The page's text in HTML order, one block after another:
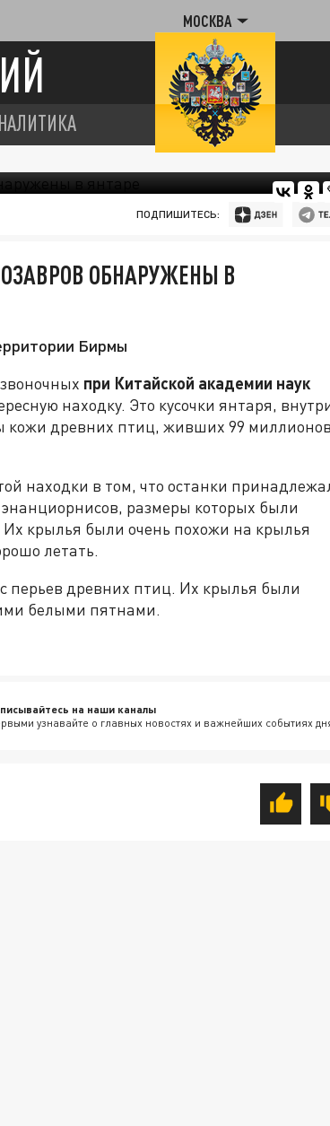
МОСКВА
ПОДПИШИТЕСЬ:
ОБНАРУЖЕНЫ В
Бирмы
при Китайской академии наук
находку. Это кусочки янтаря,
кожи древних птиц, живших 99
находки в том, что останки
размеры которых были
крылья были очень похожи на крылья
летать.
перьев древних птиц. Их крылья были
белыми пятнами.
на наши каналы
узнавайте о главных новостях и важнейших событиях